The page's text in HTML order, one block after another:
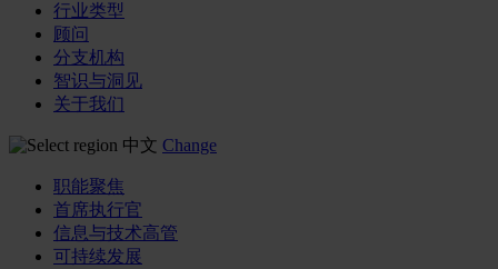
行业类型
顾问
分支机构
智识与洞见
关于我们
中文 Change
职能聚焦
首席执行官
信息与技术高管
可持续发展